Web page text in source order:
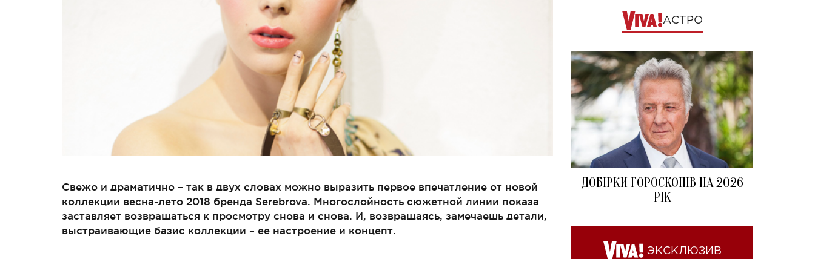
Свежо и драматично – так в двух словах можно выразить первое впечатление от новой
коллекции весна-лето 2018 бренда Serebrova. Многослойность сюжетной линии показа
заставляет возвращаться к просмотру снова и снова. И, возвращаясь, замечаешь детали,
выстраивающие базис коллекции – ее настроение и концепт.
АСТРО
ДОБІРКИ ГОРОСКОПІВ НА 2026
РІК
ЭКСКЛЮЗИВ